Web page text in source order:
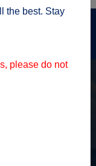
вирусе
the best. Stay
please do not